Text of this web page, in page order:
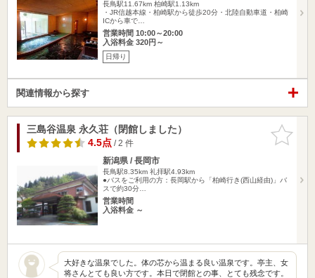
長鳥駅11.67km 柏崎駅1.13km
・JR信越本線・柏崎駅から徒歩20分・北陸自動車道・柏崎
ICから車で…
営業時間 10:00～20:00
入浴料金 320円～
日帰り
関連情報から探す
お気に入
りに追加
三島谷温泉 永久荘（閉館しました）
4.5点/ 2 件
新潟県 / 長岡市
長鳥駅8.35km 礼拝駅4.93km
●バスをご利用の方：長岡駅から「柏崎行き(西山経由)」バ
スで約30分…
営業時間
入浴料金 ～
大好きな温泉でした。体の芯から温まる良い温泉です。亭主、女
将さんとても良い方です。本日で閉館との事、とても残念です。